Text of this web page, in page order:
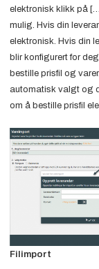
elektronisk klikk på
mulig. Hvis din
elektronisk. Hvis din
blir konfigurert for
bestille prisfil og
automatisk valgt og
om å bestille prisfil
Filimport